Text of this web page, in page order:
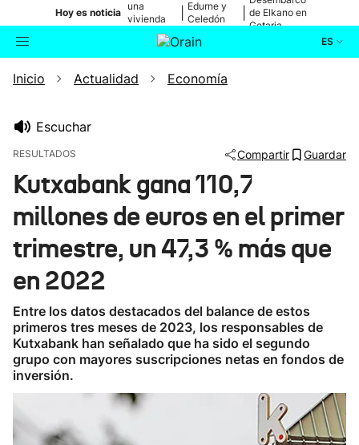
Hoy es noticia
una
vivienda
de Bilbao
Edurne y
Celedón
de Elkano en
Getaria
ES
Buscador Actualidad
Ikusmiran
Eguraldia
Inicio Actualidad Economía
Escuchar
RESULTADOS Compartir Guardar
Kutxabank gana 110,7
millones de euros en el primer
trimestre, un 47,3 % más que
en 2022
Entre los datos destacados del balance de estos
primeros tres meses de 2023, los responsables de
Kutxabank han señalado que ha sido el segundo
grupo con mayores suscripciones netas en fondos de
inversión.